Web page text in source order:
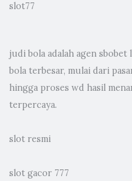
slot77
judi bola adalah agen
bola terbesar, mulai dari
hingga proses wd hasil
terpercaya.
slot resmi
slot gacor 777